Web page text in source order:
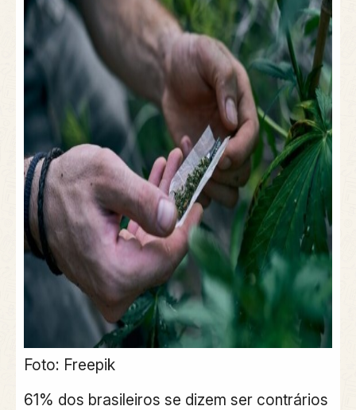
Foto: Freepik
61% dos brasileiros se dizem ser contrários